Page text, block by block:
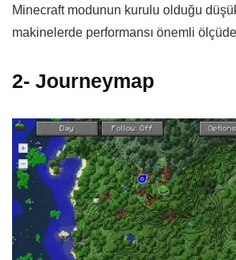
Minecraft modunun kurulu olduğu
makinelerde performansı önemli ölçüde
2- Journeymap